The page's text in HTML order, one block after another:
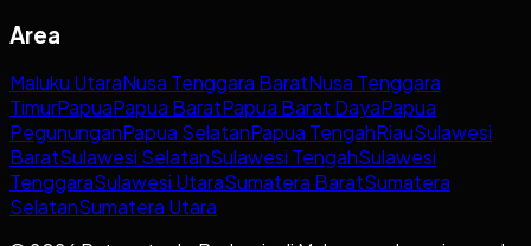
Area
Maluku UtaraNusa Tenggara BaratNusa Tenggara
TimurPapuaPapua BaratPapua Barat DayaPapua
PegununganPapua SelatanPapua TengahRiauSulawesi
BaratSulawesi SelatanSulawesi TengahSulawesi
TenggaraSulawesi UtaraSumatera BaratSumatera
SelatanSumatera Utara